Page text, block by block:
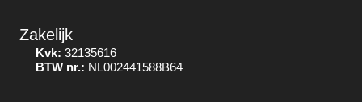
Zakelijk
Kvk: 32135616
BTW nr.: NL002441588B64